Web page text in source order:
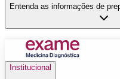
Entenda as informações de
Institucional